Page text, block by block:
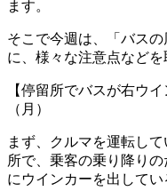
ます。
そこで今週は、「バス
に、様々な注意点などを
【停留所でバスが右ウ
（月）
まず、クルマを運転し
所で、乗客の乗り降り
にウインカーを出してい